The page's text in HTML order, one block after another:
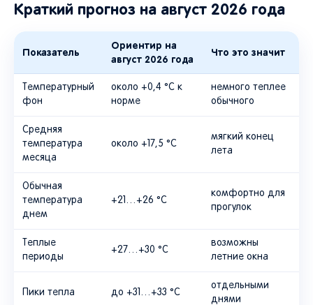
Краткий прогноз на август 2026 года
Показатель
Ориентир на
август 2026 года
Что это значит
Температурный
фон
около +0,4 °C к
норме
немного теплее
обычного
Средняя
температура
месяца
около +17,5 °C
мягкий конец
лета
Обычная
температура
днем
+21…+26 °C
комфортно для
прогулок
Теплые
периоды
+27…+30 °C
возможны
летние окна
Пики тепла до +31…+33 °C
отдельными
днями